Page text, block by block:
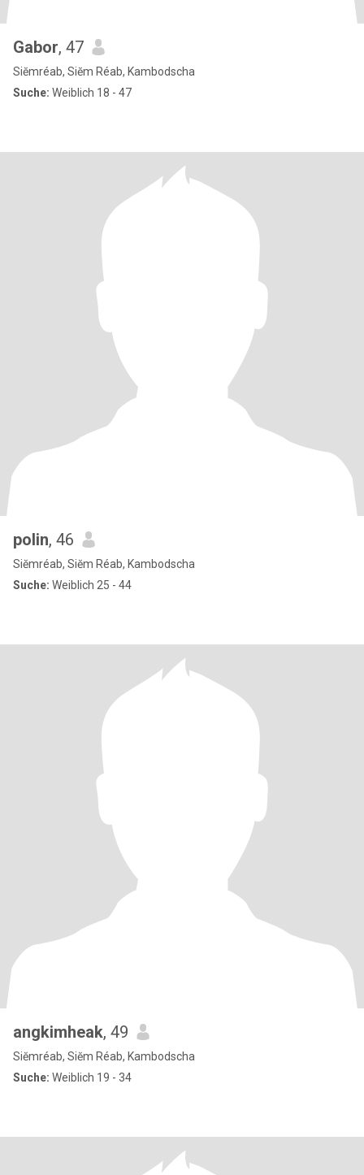
Gabor, 47
Siĕmréab, Siĕm Réab, Kambodscha
Suche: Weiblich 18 - 47
polin, 46
Siĕmréab, Siĕm Réab, Kambodscha
Suche: Weiblich 25 - 44
angkimheak, 49
Siĕmréab, Siĕm Réab, Kambodscha
Suche: Weiblich 19 - 34